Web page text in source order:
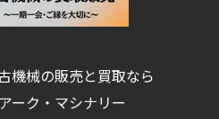
機械の販売と買取なら
ーク・マシナリー